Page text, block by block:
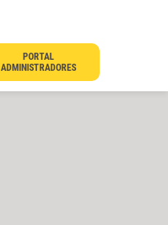
PORTAL
ADMINISTRADORES